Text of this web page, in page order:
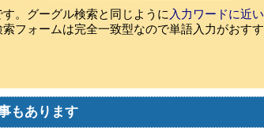
。グーグル検索と同じように 入力ワードに近い
フォームは完全一致型なので単語入力がおすす
もあります